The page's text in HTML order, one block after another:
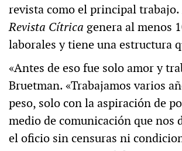
revista como el principal
Revista Cítrica genera al menos
laborales y tiene una estructura
«Antes de eso fue solo amor y
Bruetman. «Trabajamos varios
peso, solo con la aspiración de
medio de comunicación que nos
el oficio sin censuras ni